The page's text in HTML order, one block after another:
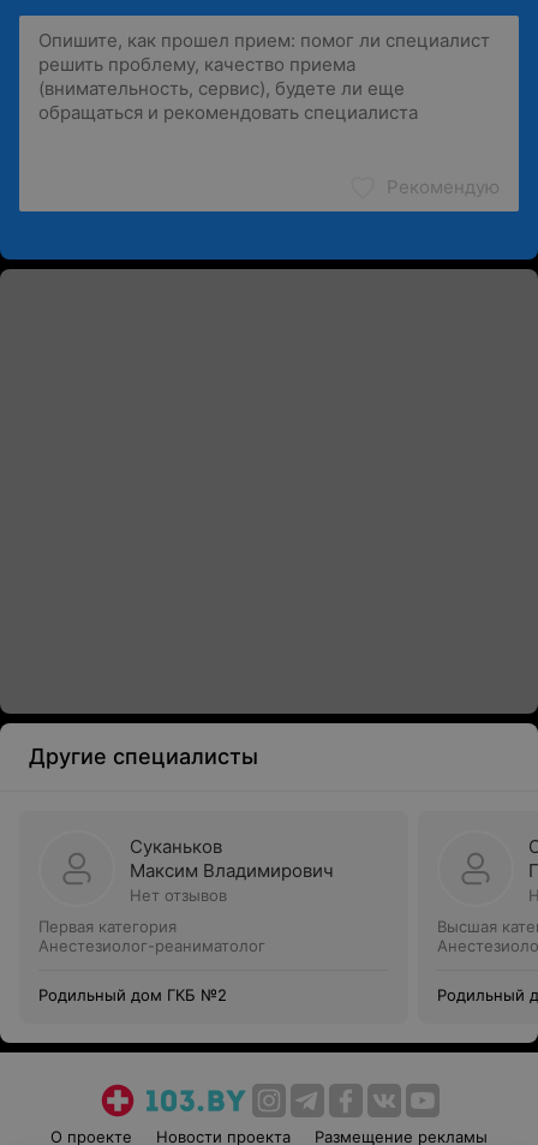
Рекомендую
Другие специалисты
Суканьков
Максим Владимирович
Нет отзывов
Первая категория
Анестезиолог-реаниматолог
Родильный дом ГКБ №2
Высшая
Родильный
О проекте Новости проекта Размещение рекламы